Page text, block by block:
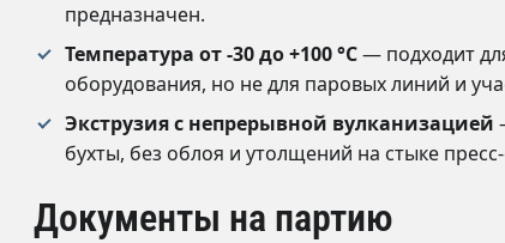
предназначен.
Температура от -30 до +100 °C— подходит
оборудования, но не для паровых линий и
Экструзия с непрерывной вулканизацией
бухты, без облоя и утолщений на стыке
Документы на партию